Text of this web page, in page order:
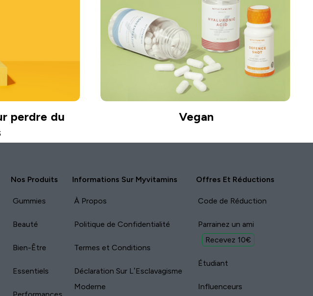
perdre du
Vegan
Nos Produits
Gummies
Beauté
Bien-Être
Essentiels
Performances
Informations Sur Myvitamins
À Propos
Politique de Confidentialité
Termes et Conditions
Déclaration Sur L’Esclavagisme
Moderne
Offres Et Réductions
Code de Réduction
Parrainez un ami
Recevez 10€
Étudiant
Influenceurs